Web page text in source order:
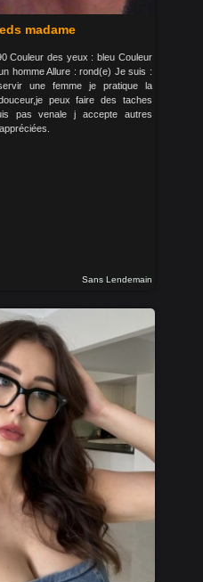
madame
Couleur des yeux : bleu Couleur
homme Allure : rond(e) Je suis :
une femme je pratique la
peux faire des taches
pas venale j accepte autres
Sans Lendemain